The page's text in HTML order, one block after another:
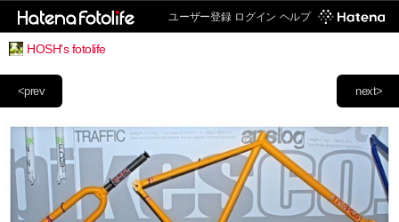
ユーザー登録 ログイン ヘルプ
HOSH's fotolife
next>
<prev